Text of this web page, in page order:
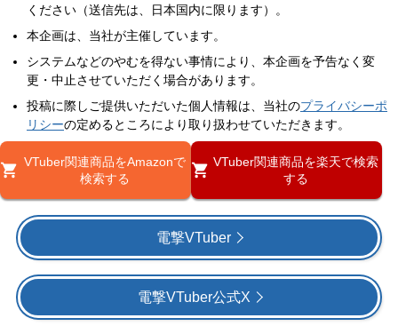
ください（送信先は、日本国内に限ります）。
本企画は、当社が主催しています。
システムなどのやむを得ない事情により、本企画を予告なく変
更・中止させていただく場合があります。
投稿に際しご提供いただいた個人情報は、当社のプライバシーポ
リシーの定めるところにより取り扱わせていただきます。
VTuber関連商品をAmazonで
検索する
VTuber関連商品を楽天で検索
する
電撃VTuber
電撃VTuber公式X